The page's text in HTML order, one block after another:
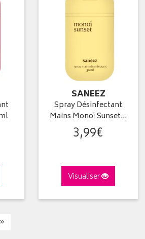
SANEEZ
Spray Désinfectant
Mains Monoï Sunset…
3,99€
Visualiser
»